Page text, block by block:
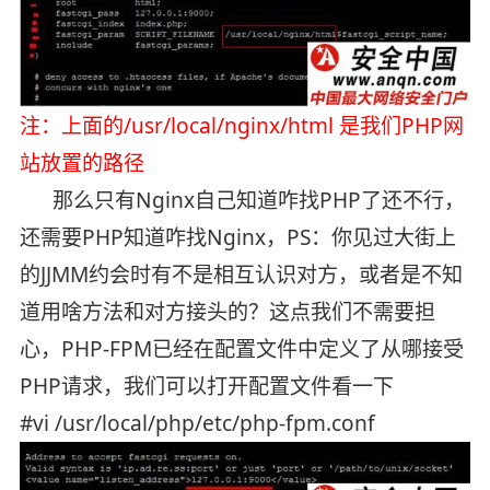
注：上面的/usr/local/nginx/html 是我们PHP网
站放置的路径
那么只有Nginx自己知道咋找PHP了还不行，
还需要PHP知道咋找Nginx，PS：你见过大街上
的JJMM约会时有不是相互认识对方，或者是不知
道用啥方法和对方接头的？这点我们不需要担
心，PHP-FPM已经在配置文件中定义了从哪接受
PHP请求，我们可以打开配置文件看一下
#vi /usr/local/php/etc/php-fpm.conf